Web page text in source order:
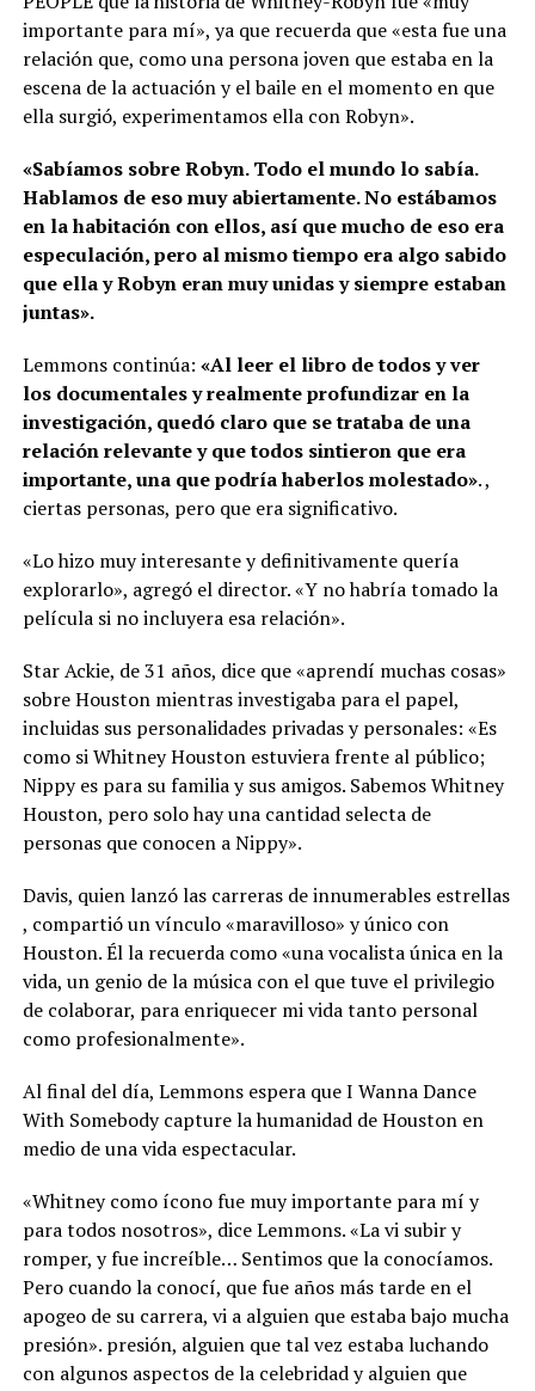
importante para mí», ya que recuerda que «esta fue una
relación que, como una persona joven que estaba en la
escena de la actuación y el baile en el momento en que
ella surgió, experimentamos ella con Robyn».
«Sabíamos sobre Robyn. Todo el mundo lo sabía.
Hablamos de eso muy abiertamente. No estábamos
en la habitación con ellos, así que mucho de eso era
especulación, pero al mismo tiempo era algo sabido
que ella y Robyn eran muy unidas y siempre estaban
juntas».
Lemmons continúa: «Al leer el libro de todos y ver
los documentales y realmente profundizar en la
investigación, quedó claro que se trataba de una
relación relevante y que todos sintieron que era
importante, una que podría haberlos molestado». ,
ciertas personas, pero que era significativo.
«Lo hizo muy interesante y definitivamente quería
explorarlo», agregó el director. «Y no habría tomado la
película si no incluyera esa relación».
Star Ackie, de 31 años, dice que «aprendí muchas cosas»
sobre Houston mientras investigaba para el papel,
incluidas sus personalidades privadas y personales: «Es
como si Whitney Houston estuviera frente al público;
Nippy es para su familia y sus amigos. Sabemos Whitney
Houston, pero solo hay una cantidad selecta de
personas que conocen a Nippy».
Davis, quien lanzó las carreras de innumerables estrellas
, compartió un vínculo «maravilloso» y único con
Houston. Él la recuerda como «una vocalista única en la
vida, un genio de la música con el que tuve el privilegio
de colaborar, para enriquecer mi vida tanto personal
como profesionalmente».
Al final del día, Lemmons espera que I Wanna Dance
With Somebody capture la humanidad de Houston en
medio de una vida espectacular.
«Whitney como ícono fue muy importante para mí y
para todos nosotros», dice Lemmons. «La vi subir y
romper, y fue increíble… Sentimos que la conocíamos.
Pero cuando la conocí, que fue años más tarde en el
apogeo de su carrera, vi a alguien que estaba bajo mucha
presión». presión, alguien que tal vez estaba luchando
con algunos aspectos de la celebridad y alguien que